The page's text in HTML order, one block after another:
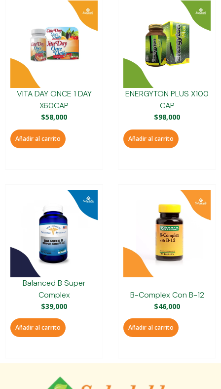
VITA DAY ONCE 1 DAY
X60CAP
$58,000
Añadir al carrito
ENERGYTON PLUS X100
CAP
$98,000
Añadir al carrito
Balanced B Super
Complex
$39,000
Añadir al carrito
B-Complex Con B-12
$46,000
Añadir al carrito